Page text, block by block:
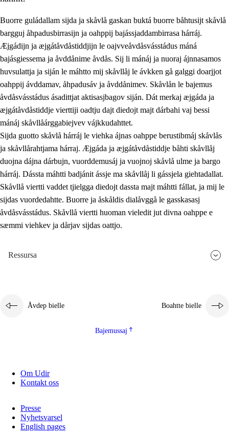
3. Prinsihpa skåvlå dåjmajda
3.1 Sebrudahtte oahppambirás
3.2 Åhpadibme ja hiebadum åhpadus
3.3 Aktisasjbarggo sijda ja skåvlå gaskan
3.4 Åhpadus åhpadusvidnudagán ja barggoiellemin
Profesjåvnåaktisasjvuohta ja skåvllååvddånibme
Buorre guládallam sijda ja skåvlå gaskan buktá buorre båhtusijt skåvlå
bargguj åhpadusbirrasijn ja oahppij bajássjaddambirrasa hárráj.
Æjgádijn ja æjgátåvdåstiddjijn le oajvveåvdåsvásstádus máná
bajásgiessema ja åvddånime åvdås. Sij li mánáj ja nuoraj ájnnasamos
huvsulattja ja siján le máhtto mij skåvllåj le ávkken gå galggi doarjjot
oahppij ávddamav, åhpadusáv ja åvddånimev. Skåvlån le bajemus
åvdåsvásstádus ásadittjat aktisasjbagov siján. Dát merkaj æjgáda ja
æjgátåvdåstiddje vierttiji oadtju dajt diedojt majt dárbahi vaj bessi
mánáj skåvllåárggabiejvev vájkkudahttet.
Sijda guotto skåvlå hárráj le viehka ájnas oahppe berustibmáj skåvlås
ja skåvllårahtjama hárraj. Æjgáda ja æjgátåvdåstiddje båhti skåvllåj
duojna dájna dárbujn, vuorddemusáj ja vuojnoj skåvlå ulme ja bargo
hárráj. Dássta máhtti badjánit ássje ma skåvllåj li gássjela giehtadallat.
Skåvllå viertti vaddet tjielgga diedojt dassta majt máhtti fállat, ja mij le
sijdas vuordedahtte. Buorre ja åskåldis dialåvggå le gasskasasj
åvdåsvásstádus. Skåvllå viertti huoman vieledit jut divna oahppe e
sæmmi viehkev ja dårjav sijdas oattjo.
Ressursa
Åvdep bielle Boahtte bielle
Bajemussaj
Om Udir
Kontakt oss
Presse
Nyhetsvarsel
English pages